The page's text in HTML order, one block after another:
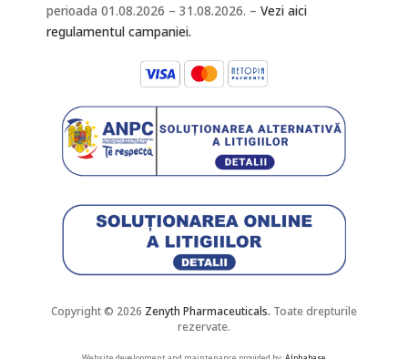
perioada 01.08.2026 – 31.08.2026. – Vezi aici
regulamentul campaniei.
Copyright © 2026 Zenyth Pharmaceuticals. Toate drepturile
rezervate.